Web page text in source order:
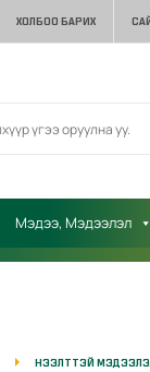
ХОЛБОО БАРИХ
Мэдээ, Мэдээлэл
НЭЭЛТТЭЙ